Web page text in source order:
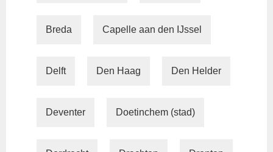
Breda Capelle aan den IJssel
Delft Den Haag Den Helder
Deventer Doetinchem (stad)